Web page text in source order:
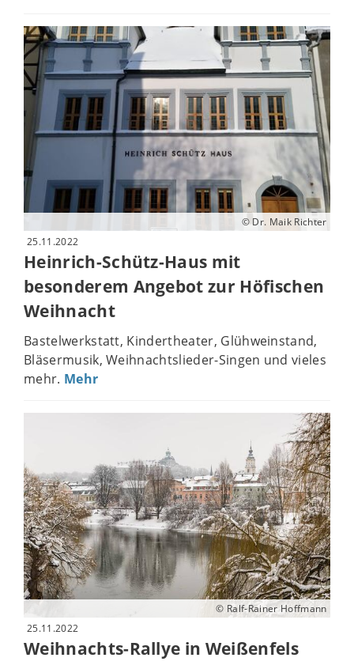
© Dr. Maik Richter
25.11.2022
Heinrich-Schütz-Haus mit
besonderem Angebot zur Höfischen
Weihnacht
Bastelwerkstatt, Kindertheater, Glühweinstand,
Bläsermusik, Weihnachtslieder-Singen und vieles
mehr. Mehr
© Ralf-Rainer Hoffmann
25.11.2022
Weihnachts-Rallye in Weißenfels